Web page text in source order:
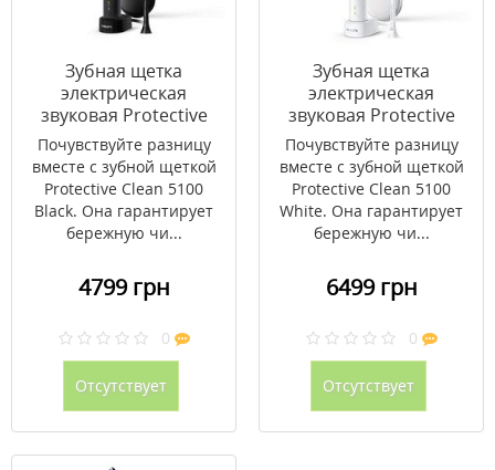
Зубная щетка
электрическая
звуковая Protective
Clean 5100 Black
HX6850/47
Почувствуйте разницу
вместе с зубной щеткой
Protective Clean 5100
Black. Она гарантирует
бережную чи...
4799 грн
0
Отсутствует
Зубная щетка
электрическая
звуковая Protective
Clean 5100 White
HX6859/29
Почувствуйте разницу
вместе с зубной щеткой
Protective Clean 5100
White. Она гарантирует
бережную чи...
6499 грн
0
Отсутствует